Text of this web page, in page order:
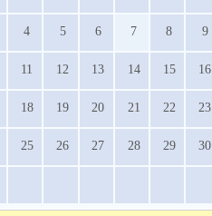
4 5 6 7 8 9
11 12 13 14 15 16
18 19 20 21 22 23
25 26 27 28 29 30